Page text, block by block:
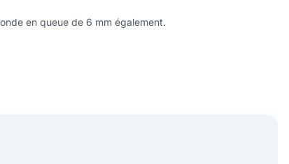
en queue de 6 mm également.